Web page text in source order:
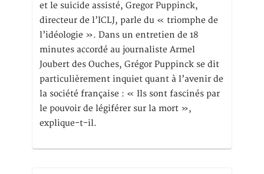
et le suicide assisté, Gregor Puppinck,
directeur de l’ICLJ, parle du « triomphe de
l’idéologie ». Dans un entretien de 18
minutes accordé au journaliste Armel
Joubert des Ouches, Grégor Puppinck se dit
particulièrement inquiet quant à l’avenir de
la société française : « Ils sont fascinés par
le pouvoir de légiférer sur la mort »,
explique-t-il.